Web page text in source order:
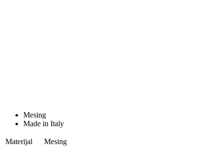
Mesing
Made in Italy
Materijal
Mesing